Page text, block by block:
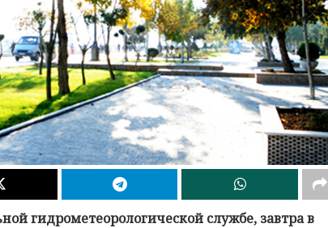
гидрометеорологической службе, завтра в